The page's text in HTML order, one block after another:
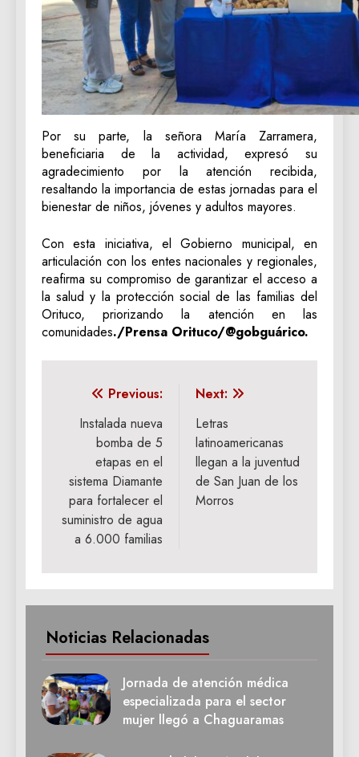
Por su parte, la señora María Zarramera,
beneficiaria de la actividad, expresó su
agradecimiento por la atención recibida,
resaltando la importancia de estas jornadas para el
bienestar de niños, jóvenes y adultos mayores.
Con esta iniciativa, el Gobierno municipal, en
articulación con los entes nacionales y regionales,
reafirma su compromiso de garantizar el acceso a
la salud y la protección social de las familias del
Orituco, priorizando la atención en las
comunidades./Prensa Orituco/@gobguárico.
Navegación
entradas
Previous:
Instalada nueva
bomba de 5
etapas en el
sistema Diamante
para fortalecer el
suministro de agua
a 6.000 familias
Next:
Letras
latinoamericanas
llegan a la juventud
de San Juan de los
Morros
Noticias Relacionadas
Jornada de atención médica
especializada para el sector
mujer llegó a Chaguaramas